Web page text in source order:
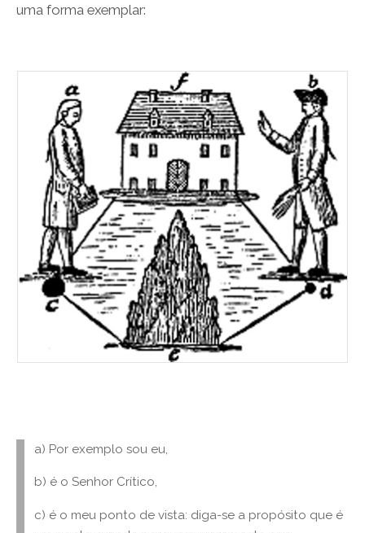
uma forma exemplar:
a) Por exemplo sou eu,
b) é o Senhor Crítico,
c) é o meu ponto de vista: diga-se a propósito que é